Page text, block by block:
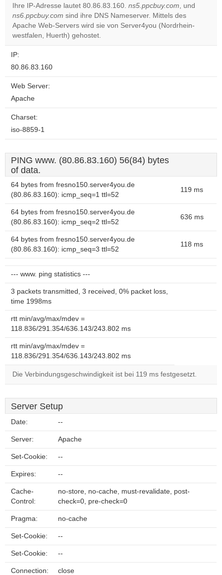
Do you
own this
OK
Ihre IP-Adresse lautet 80.86.83.160. ns5.ppcbuy.com, und
ns6.ppcbuy.com sind ihre DNS Nameserver. Mittels des
Apache Web-Servers wird sie von Server4you (Nordrhein-
westfalen, Huerth) gehostet.
IP:
80.86.83.160
Web Server:
Apache
Charset:
iso-8859-1
PING www. (80.86.83.160) 56(84) bytes
of data.
64 bytes from fresno150.server4you.de
(80.86.83.160): icmp_seq=1 ttl=52
119 ms
64 bytes from fresno150.server4you.de
(80.86.83.160): icmp_seq=2 ttl=52
636 ms
64 bytes from fresno150.server4you.de
(80.86.83.160): icmp_seq=3 ttl=52
118 ms
--- www. ping statistics ---
3 packets transmitted, 3 received, 0% packet loss,
time 1998ms
rtt min/avg/max/mdev =
118.836/291.354/636.143/243.802 ms
rtt min/avg/max/mdev =
118.836/291.354/636.143/243.802 ms
Die Verbindungsgeschwindigkeit ist bei 119 ms festgesetzt.
Server Setup
Date: --
Server: Apache
Set-Cookie: --
Expires: --
Cache-
Control:
no-store, no-cache, must-revalidate, post-
check=0, pre-check=0
Pragma: no-cache
Set-Cookie: --
Set-Cookie: --
Connection: close